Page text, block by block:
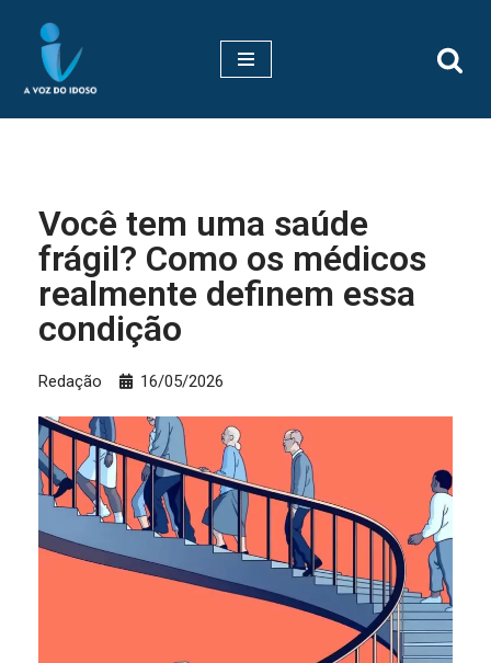
Pular
para
Você tem uma saúde
frágil? Como os médicos
realmente definem essa
condição
Redação 16/05/2026